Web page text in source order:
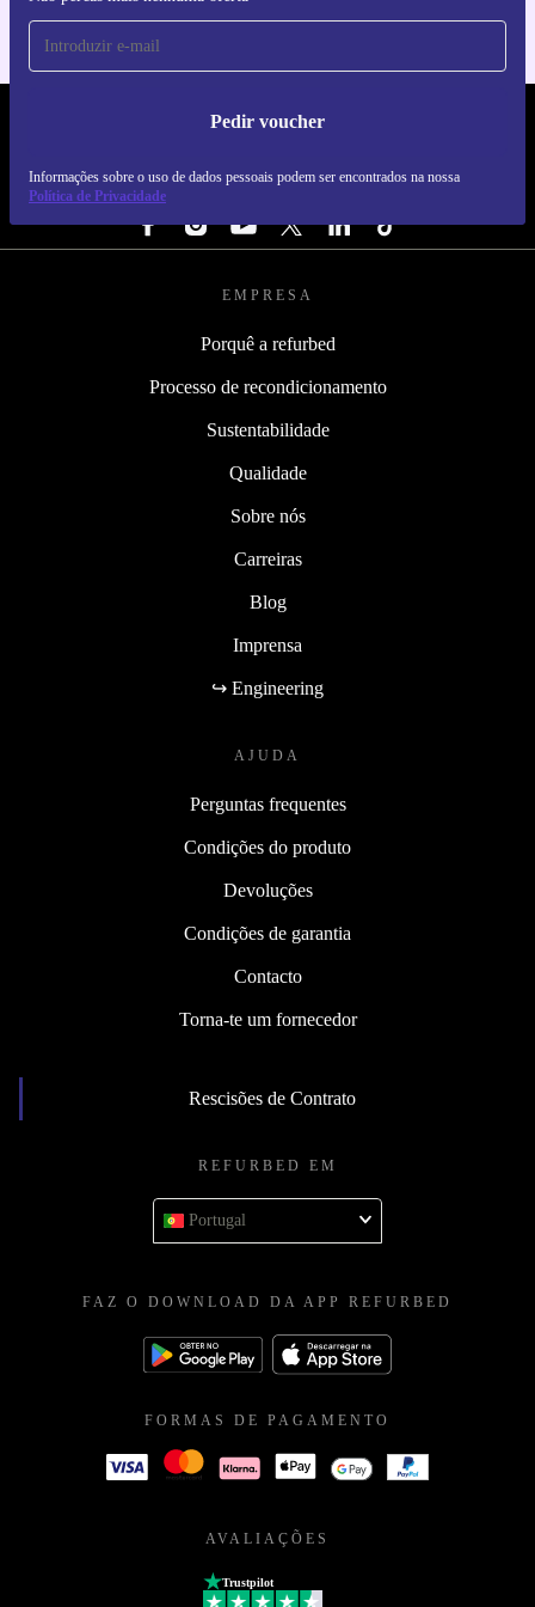
Pedir voucher
Informações sobre o uso de dados pessoais podem ser encontrados na nossa
Política de Privacidade
REFURBED PORTUGAL - RETHINK NEW.
SEGUE-NOS
EMPRESA
Porquê a refurbed
Processo de recondicionamento
Sustentabilidade
Qualidade
Sobre nós
Carreiras
Blog
Imprensa
↪ Engineering
AJUDA
Perguntas frequentes
Condições do produto
Devoluções
Condições de garantia
Contacto
Torna-te um fornecedor
Rescisões de Contrato
REFURBED EM
Portugal
FAZ O DOWNLOAD DA APP REFURBED
FORMAS DE PAGAMENTO
AVALIAÇÕES
Trustpilot